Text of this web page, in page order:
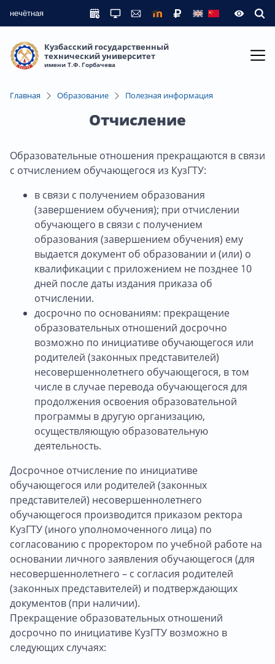
нечётная
Кузбасский государственный
технический университет
имени Т.Ф. Горбачева
Главная Образование Полезная информация
Отчисление
Образовательные отношения прекращаются в связи
с отчислением обучающегося из КузГТУ:
в связи с получением образования
(завершением обучения); при отчислении
обучающего в связи с получением
образования (завершением обучения) ему
выдается документ об образовании и (или) о
квалификации с приложением не позднее 10
дней после даты издания приказа об
отчислении.
досрочно по основаниям: прекращение
образовательных отношений досрочно
возможно по инициативе обучающегося или
родителей (законных представителей)
несовершеннолетнего обучающегося, в том
числе в случае перевода обучающегося для
продолжения освоения образовательной
программы в другую организацию,
осуществляющую образовательную
деятельность.
Досрочное отчисление по инициативе
обучающегося или родителей (законных
представителей) несовершеннолетнего
обучающегося производится приказом ректора
КузГТУ (иного уполномоченного лица) по
согласованию с проректором по учебной работе на
основании личного заявления обучающегося (для
несовершеннолетнего – с согласия родителей
(законных представителей) и подтверждающих
документов (при наличии).
Прекращение образовательных отношений
досрочно по инициативе КузГТУ возможно в
следующих случаях: